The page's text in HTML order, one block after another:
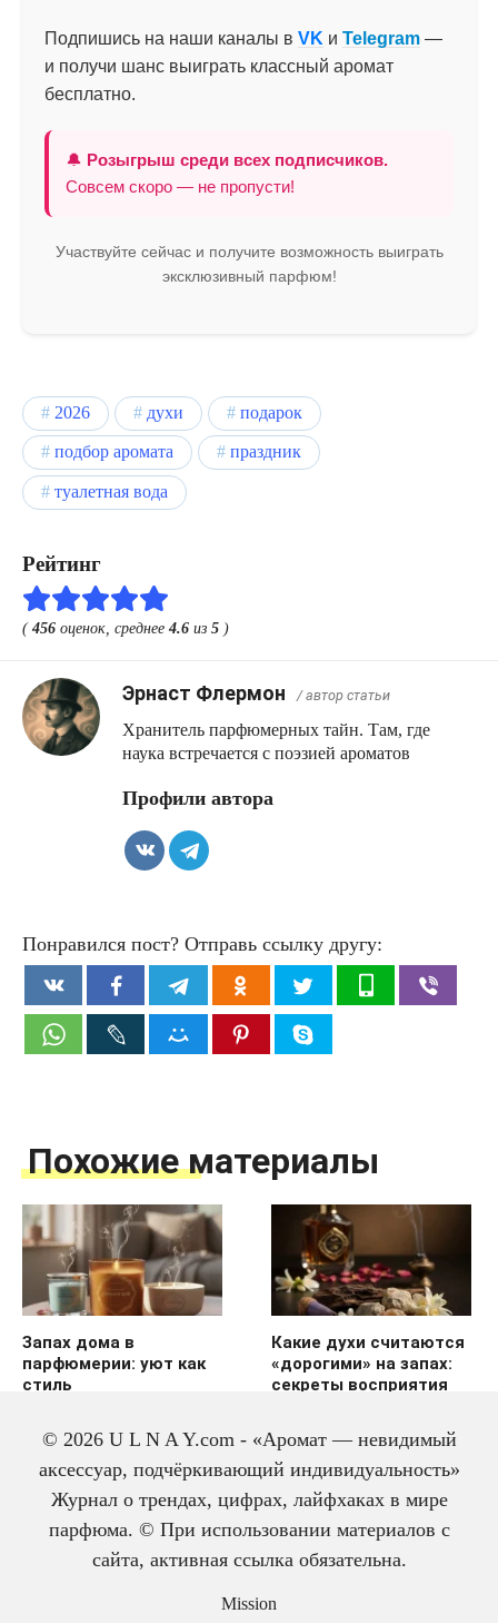
Подпишись на наши каналы в VK и Telegram —
и получи шанс выиграть классный аромат
бесплатно.
🔔 Розыгрыш среди всех подписчиков.
Совсем скоро — не пропусти!
Участвуйте сейчас и получите возможность выиграть
эксклюзивный парфюм!
2026 духи
подарок
подбор аромата
праздник
туалетная вода
Рейтинг
(456 оценок, среднее 4.6 из 5 )
Эрнаст Флермон / автор статьи
Хранитель парфюмерных тайн. Там, где
наука встречается с поэзией ароматов
Профили автора
Понравился пост? Отправь ссылку другу:
Похожие материалы
Запах дома в
парфюмерии: уют как
стиль
Какие духи считаются
«дорогими» на запах:
секреты восприятия
© 2026 U L N A Y.com - «Аромат — невидимый
аксессуар, подчёркивающий индивидуальность»
Журнал о трендах, цифрах, лайфхаках в мире
парфюма. © При использовании материалов с
сайта, активная ссылка обязательна.
Mission